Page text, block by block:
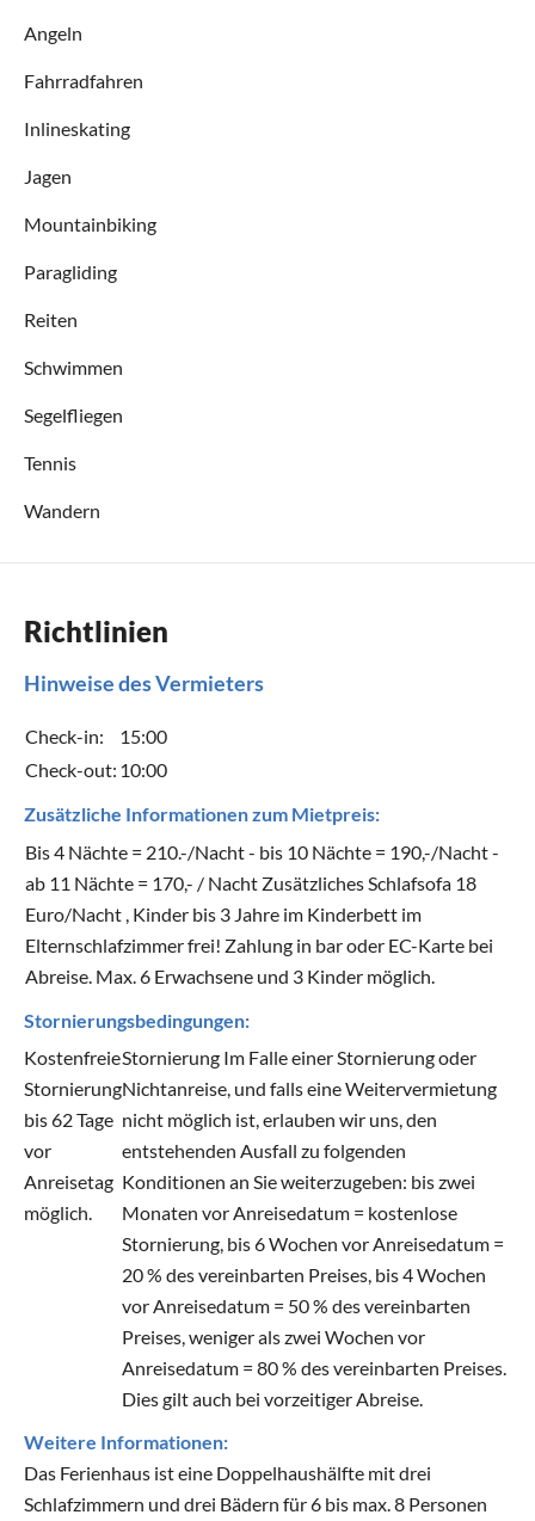
Angeln
Fahrradfahren
Inlineskating
Jagen
Mountainbiking
Paragliding
Reiten
Schwimmen
Segelfliegen
Tennis
Wandern
Richtlinien
Hinweise des Vermieters
Check-in:
15:00
Check-out: 10:00
Zusätzliche Informationen zum Mietpreis:
Bis 4 Nächte = 210.-/Nacht - bis 10 Nächte = 190,-/Nacht -
ab 11 Nächte = 170,- / Nacht Zusätzliches Schlafsofa 18
Euro/Nacht , Kinder bis 3 Jahre im Kinderbett im
Elternschlafzimmer frei! Zahlung in bar oder EC-Karte bei
Abreise. Max. 6 Erwachsene und 3 Kinder möglich.
Stornierungsbedingungen:
Kostenfreie
Stornierung
bis 62 Tage
vor
Anreisetag
möglich.
Stornierung Im Falle einer Stornierung oder
Nichtanreise, und falls eine Weitervermietung
nicht möglich ist, erlauben wir uns, den
entstehenden Ausfall zu folgenden
Konditionen an Sie weiterzugeben: bis zwei
Monaten vor Anreisedatum = kostenlose
Stornierung, bis 6 Wochen vor Anreisedatum =
20 % des vereinbarten Preises, bis 4 Wochen
vor Anreisedatum = 50 % des vereinbarten
Preises, weniger als zwei Wochen vor
Anreisedatum = 80 % des vereinbarten Preises.
Dies gilt auch bei vorzeitiger Abreise.
Weitere Informationen:
Das Ferienhaus ist eine Doppelhaushälfte mit drei
Schlafzimmern und drei Bädern für 6 bis max. 8 Personen